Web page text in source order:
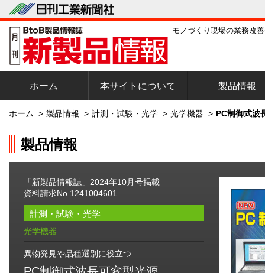
モノづくり現場の業務改
ホーム 本サイトについて 製品情報
ホーム > 製品情報 > 計測・試験・光学 > 光学機器 > PC制御式波
製品情報
「新製品情報誌」2024年10月号掲載
資料請求No.1241004601
計測・試験・光学
光学機器
異物発見や品種選別に役立つ